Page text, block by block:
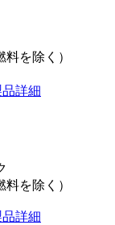
を除く）
詳細
を除く）
詳細